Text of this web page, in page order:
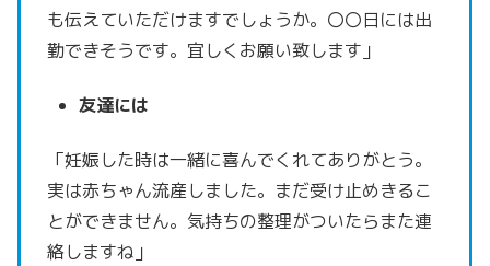
も伝えていただけますでしょうか。 〇〇日には出
勤できそうです。宜しくお願い致します」
友達には
「妊娠した時は一緒に喜んでくれてありがとう。
実は赤ちゃん流産しました。まだ受け止めきるこ
とができません。 気持ちの整理がついたらまた連
絡しますね」